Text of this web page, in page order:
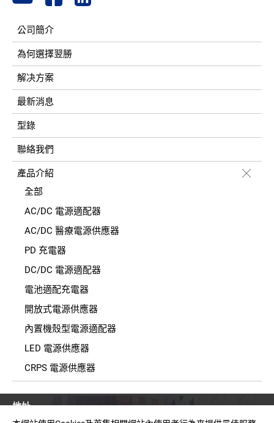
公司簡介
為何選擇翌勝
解决方案
最新消息
型錄
聯絡我們
產品介紹
全部
AC/DC 電源適配器
AC/DC 醫療電源供應器
PD 充電器
DC/DC 電源適配器
電池適配充電器
開放式電源供應器
內置機殼型電源適配器
LED 電源供應器
CRPS 電源供應器
地址
臺灣新北市中和區建一路150號11樓之2(E棟)